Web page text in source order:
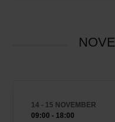
14 - 15 NOVEMBER
09:00 - 18:00